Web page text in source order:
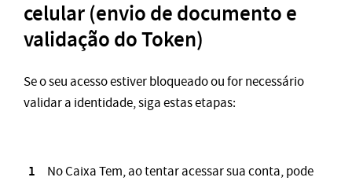
celular (envio de documento e
validação do Token)
Se o seu acesso estiver bloqueado ou for necessário
validar a identidade, siga estas etapas:
No Caixa Tem, ao tentar acessar sua conta, pode